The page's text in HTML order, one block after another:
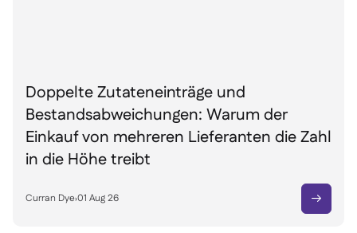
Doppelte Zutateneinträge und
Bestandsabweichungen: Warum der
Einkauf von mehreren Lieferanten die Zahl
in die Höhe treibt
Curran Dye›01 Aug 26 